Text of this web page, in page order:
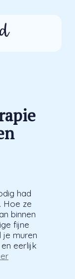
had
Hoe ze
binnen
fijne
muren
eerlijk